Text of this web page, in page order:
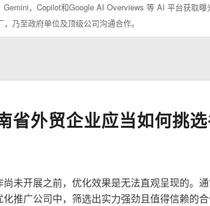
，Copilot和Google AI Overviews 等 AI 平台获取曝
乃至政府单位及顶级公司沟通合作。
省外贸企业应当如何挑
未开展之前，优化效果是无法直观呈现的。
推广公司中，筛选出实力强劲且值得信赖的